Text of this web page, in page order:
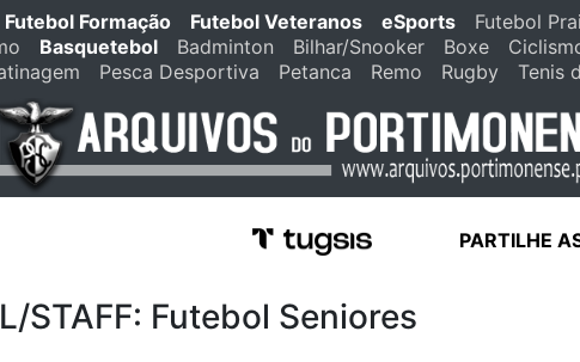
Futebol Formação Futebol Veteranos eSports
Futebol
Basquetebol Badminton Bilhar/Snooker Boxe
Pesca Desportiva Petanca Remo Rugby Tenis
PARTILHE
STAFF: Futebol Seniores